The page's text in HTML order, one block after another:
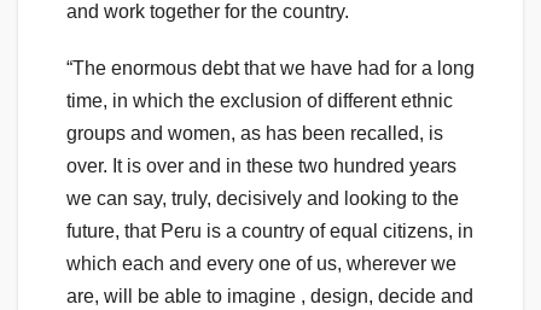
and work together for the country.
“The enormous debt that we have had for a long
time, in which the exclusion of different ethnic
groups and women, as has been recalled, is
over. It is over and in these two hundred years
we can say, truly, decisively and looking to the
future, that Peru is a country of equal citizens, in
which each and every one of us, wherever we
are, will be able to imagine , design, decide and